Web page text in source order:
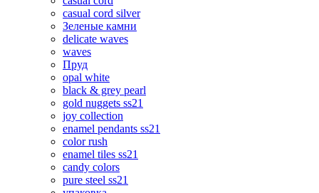
casual cord silver
Зеленые камни
delicate waves
waves
Пруд
opal white
black & grey pearl
gold nuggets ss21
joy collection
enamel pendants ss21
color rush
enamel tiles ss21
candy colors
pure steel ss21